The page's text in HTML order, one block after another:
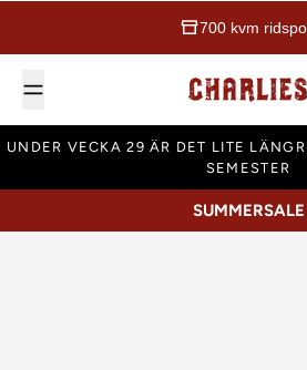
700 kvm
Charlies
UNDER VECKA 29 ÄR DET LITE
SEMESTER
SUMMERSALE